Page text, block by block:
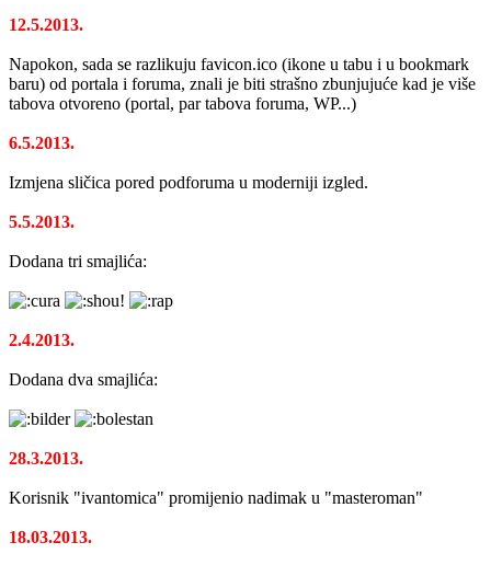
12.5.2013.
Napokon, sada se razlikuju favicon.ico (ikone u tabu i u bookmark
baru) od portala i foruma, znali je biti strašno zbunjujuće kad je više
tabova otvoreno (portal, par tabova foruma, WP...)
6.5.2013.
Izmjena sličica pored podforuma u moderniji izgled.
5.5.2013.
Dodana tri smajlića:
2.4.2013.
Dodana dva smajlića:
28.3.2013.
Korisnik "ivantomica" promijenio nadimak u "masteroman"
18.03.2013.